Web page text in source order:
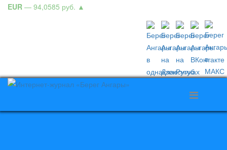
EUR — 94,0585 руб. ▲